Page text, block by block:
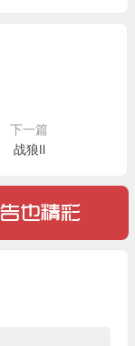
下一篇
战狼Ⅱ